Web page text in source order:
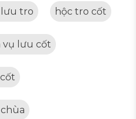
lưu tro hộc tro cốt
vụ lưu cốt